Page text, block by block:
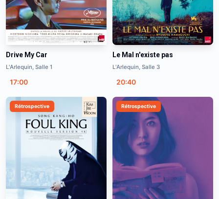
Drive My Car
L'Arlequin, Salle 1
17:00
Le Mal n'existe pas
L'Arlequin, Salle 3
20:40
Rétrospective Rétrospective